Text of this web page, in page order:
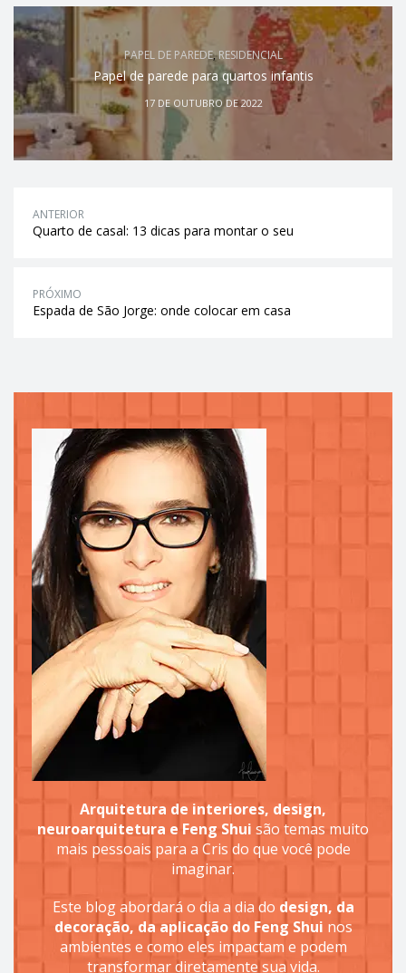
PAPEL DE PAREDE,RESIDENCIAL
Papel de parede para quartos infantis
17 DE OUTUBRO DE 2022
ANTERIOR
Quarto de casal: 13 dicas para montar o seu
PRÓXIMO
Espada de São Jorge: onde colocar em casa
Arquitetura de interiores, design,
neuroarquitetura e Feng Shui são temas muito
mais pessoais para a Cris do que você pode
imaginar.
Este blog abordará o dia a dia do design, da
decoração, da aplicação do Feng Shui nos
ambientes e como eles impactam e podem
transformar diretamente sua vida.